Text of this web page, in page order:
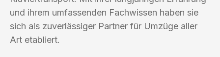
und ihrem umfassenden Fachwissen haben sie
sich als zuverlässiger Partner für Umzüge aller
Art etabliert.